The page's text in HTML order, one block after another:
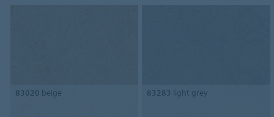
83020 beige 83283 light grey